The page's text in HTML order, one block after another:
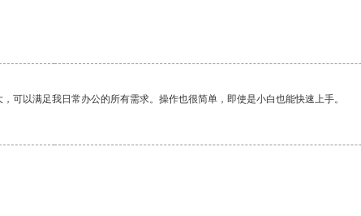
可以满足我日常办公的所有需求。操作也很简单，即使是小白也能快速上手。